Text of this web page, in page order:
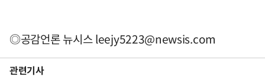
◎공감언론 뉴시스leejy5223@newsis.com
관련기사